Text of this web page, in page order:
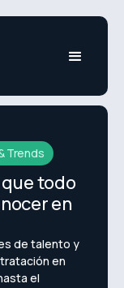
Trends
todo
en
de talento y
en
el